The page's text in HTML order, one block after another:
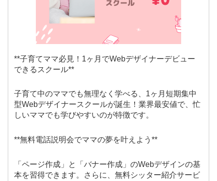
**子育てママ必見！1ヶ月でWebデザイナーデビュー
できるスクール**
子育て中のママでも無理なく学べる、1ヶ月短期集中
型Webデザイナースクールが誕生！業界最安値で、忙
しいママでも学びやすいのが特徴です。
**無料電話説明会でママの夢を叶えよう**
「ページ作成」と「バナー作成」のWebデザインの基
本を習得できます。さらに、無料シッター紹介サービ